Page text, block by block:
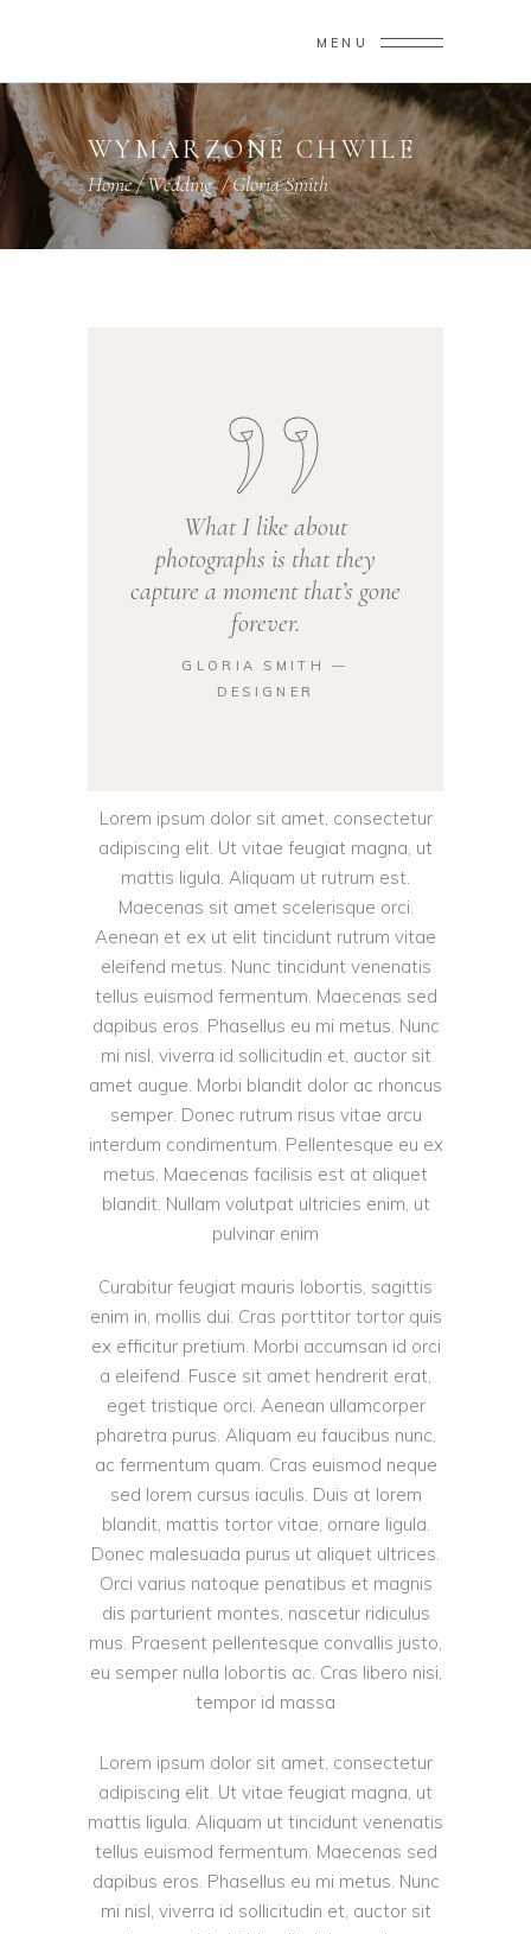
MENU
WYMARZONE CHWILE
Home/Wedding/Gloria Smith
What I like about
photographs is that they
capture a moment that’s gone
forever.
GLORIA SMITH ―
DESIGNER
Lorem ipsum dolor sit amet, consectetur
adipiscing elit. Ut vitae feugiat magna, ut
mattis ligula. Aliquam ut rutrum est.
Maecenas sit amet scelerisque orci.
Aenean et ex ut elit tincidunt rutrum vitae
eleifend metus. Nunc tincidunt venenatis
tellus euismod fermentum. Maecenas sed
dapibus eros. Phasellus eu mi metus. Nunc
mi nisl, viverra id sollicitudin et, auctor sit
amet augue. Morbi blandit dolor ac rhoncus
semper. Donec rutrum risus vitae arcu
interdum condimentum. Pellentesque eu ex
metus. Maecenas facilisis est at aliquet
blandit. Nullam volutpat ultricies enim, ut
pulvinar enim
Curabitur feugiat mauris lobortis, sagittis
enim in, mollis dui. Cras porttitor tortor quis
ex efficitur pretium. Morbi accumsan id orci
a eleifend. Fusce sit amet hendrerit erat,
eget tristique orci. Aenean ullamcorper
pharetra purus. Aliquam eu faucibus nunc,
ac fermentum quam. Cras euismod neque
sed lorem cursus iaculis. Duis at lorem
blandit, mattis tortor vitae, ornare ligula.
Donec malesuada purus ut aliquet ultrices.
Orci varius natoque penatibus et magnis
dis parturient montes, nascetur ridiculus
mus. Praesent pellentesque convallis justo,
eu semper nulla lobortis ac. Cras libero nisi,
tempor id massa
Lorem ipsum dolor sit amet, consectetur
adipiscing elit. Ut vitae feugiat magna, ut
mattis ligula. Aliquam ut tincidunt venenatis
tellus euismod fermentum. Maecenas sed
dapibus eros. Phasellus eu mi metus. Nunc
mi nisl, viverra id sollicitudin et, auctor sit